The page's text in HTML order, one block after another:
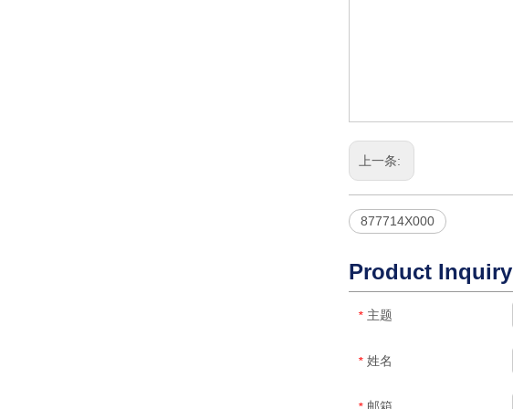
上一条:
877714X000
Product Inquiry
* 主题
* 姓名
邮箱